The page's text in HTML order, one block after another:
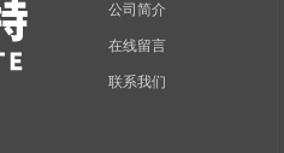
公司简介
在线留言
联系我们